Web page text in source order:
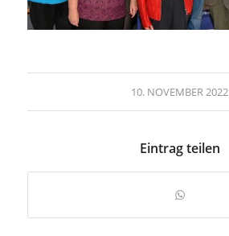
10. NOVEMBER 2022
Eintrag teilen